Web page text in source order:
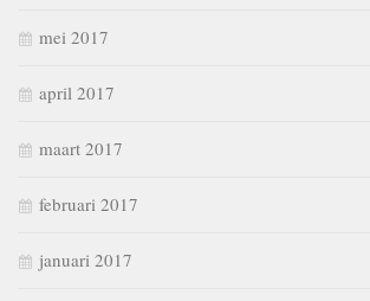
mei 2017
april 2017
maart 2017
februari 2017
januari 2017